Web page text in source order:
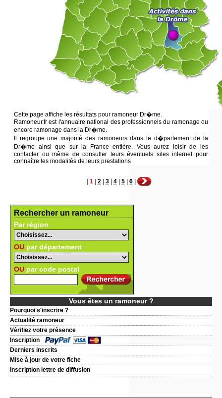
Rechercher un ramoneur
Par région
OU par département
OU par code postal
Vous êtes un ramoneur ?
Pourquoi s'inscrire ?
Actualité ramoneur
Vérifiez votre présence
Inscription
Derniers inscrits
Mise à jour de votre fiche
Inscription lettre de diffusion
Cette page affiche les résultats pour ramoneur Dr�me.
Ramoneur.fr est l'annuaire national des professionnels du ramonage ou
encore ramonage dans la Dr�me.
Il regroupe une majorité des ramoneurs dans le d�partement de la
Dr�me ainsi que sur la France entière. Vous aurez loisir de les
contacter ou même de consulter leurs éventuels sites internet pour
connaître les modalités de leurs prestations
1| 2| 3| 4| 5| 6|